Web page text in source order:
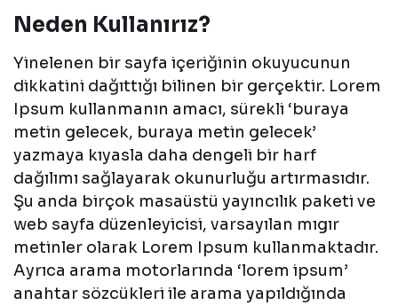
Neden Kullanırız?
Yinelenen bir sayfa içeriğinin okuyucunun
dikkatini dağıttığı bilinen bir gerçektir. Lorem
Ipsum kullanmanın amacı, sürekli ‘buraya
metin gelecek, buraya metin gelecek’
yazmaya kıyasla daha dengeli bir harf
dağılımı sağlayarak okunurluğu artırmasıdır.
Şu anda birçok masaüstü yayıncılık paketi ve
web sayfa düzenleyicisi, varsayılan mıgır
metinler olarak Lorem Ipsum kullanmaktadır.
Ayrıca arama motorlarında ‘lorem ipsum’
anahtar sözcükleri ile arama yapıldığında